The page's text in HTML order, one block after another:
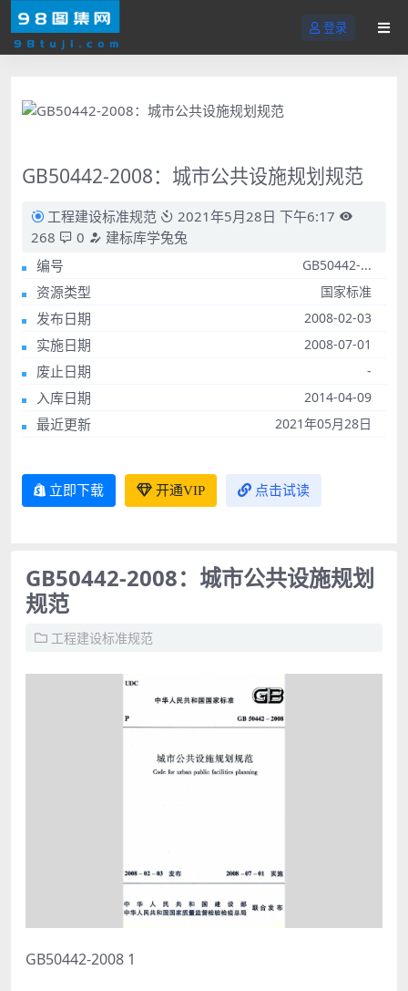
登录
GB50442-2008：城市公共设施规划规范
工程建设标准规范
2021年5月28日 下午6:17
268
0
建标库学兔兔
编号
GB50442-...
资源类型 国家标准
发布日期 2008-02-03
实施日期 2008-07-01
废止日期 -
入库日期 2014-04-09
最近更新 2021年05月28日
立即下载 开通VIP 点击试读
GB50442-2008：城市公共设施规划
规范
工程建设标准规范
GB50442-2008 1